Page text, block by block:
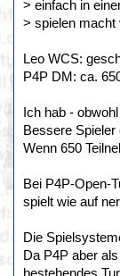
> einfach in
> spielen macht
Leo WCS:
P4P DM: ca.
Ich hab -
Bessere
Wenn 650
Bei P4P-Open-
spielt wie auf
Die
Da P4P aber